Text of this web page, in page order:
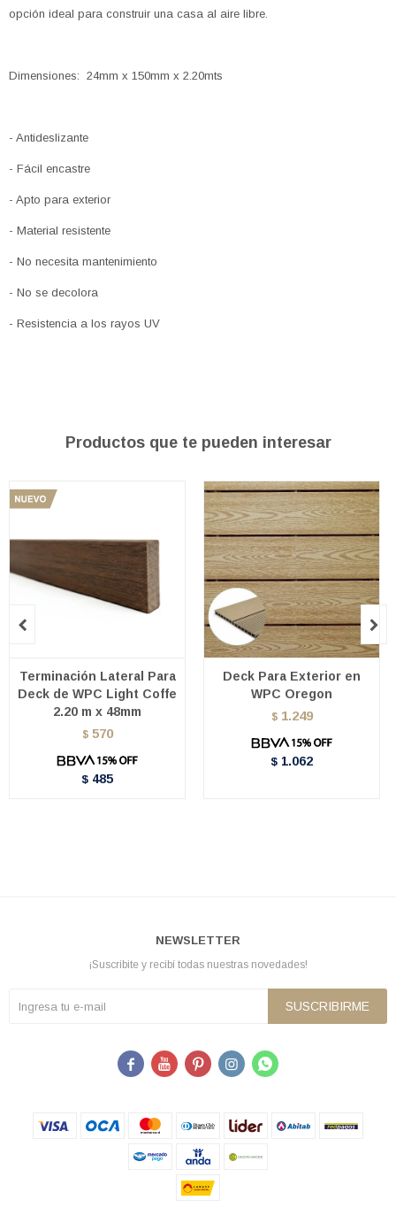
opción ideal para construir una casa al aire libre.
Dimensiones: 24mm x 150mm x 2.20mts
- Antideslizante
- Fácil encastre
- Apto para exterior
- Material resistente
- No necesita mantenimiento
- No se decolora
- Resistencia a los rayos UV
Productos que te pueden interesar
Terminación Lateral Para
Deck de WPC Light Coffe
2.20 m x 48mm
$ 570
$ 485
Deck Para Exterior en
WPC Oregon
$ 1.249
$ 1.062
 
NEWSLETTER
¡Suscribite y recibí todas nuestras novedades!
SUSCRIBIRME
    